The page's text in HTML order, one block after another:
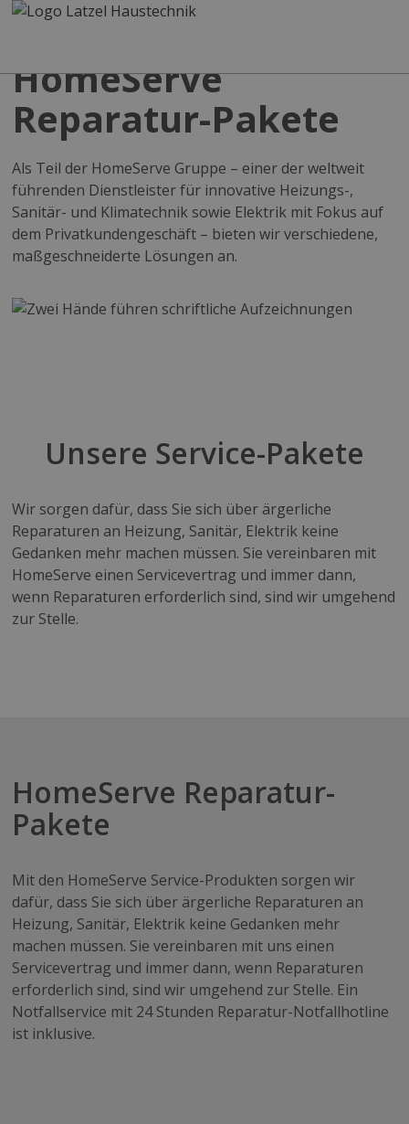
HomeServe
Reparatur-Pakete
Als Teil der HomeServe Gruppe – einer der weltweit
führenden Dienstleister für innovative Heizungs-,
Sanitär- und Klimatechnik sowie Elektrik mit Fokus auf
dem Privatkundengeschäft – bieten wir verschiedene,
maßgeschneiderte Lösungen an.
Unsere Service-Pakete
Wir sorgen dafür, dass Sie sich über ärgerliche
Reparaturen an Heizung, Sanitär, Elektrik keine
Gedanken mehr machen müssen. Sie vereinbaren mit
HomeServe einen Servicevertrag und immer dann,
wenn Reparaturen erforderlich sind, sind wir umgehend
zur Stelle.
HomeServe Reparatur-
Pakete
Mit den HomeServe Service-Produkten sorgen wir
dafür, dass Sie sich über ärgerliche Reparaturen an
Heizung, Sanitär, Elektrik keine Gedanken mehr
machen müssen. Sie vereinbaren mit uns einen
Servicevertrag und immer dann, wenn Reparaturen
erforderlich sind, sind wir umgehend zur Stelle. Ein
Notfallservice mit 24 Stunden Reparatur-Notfallhotline
ist inklusive.